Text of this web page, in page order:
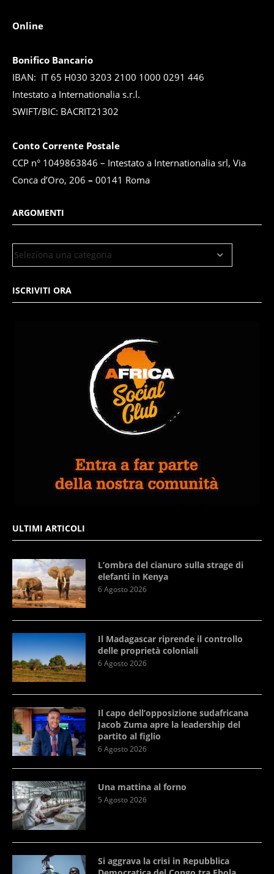
Online
Bonifico Bancario
IBAN: IT 65 H030 3203 2100 1000 0291 446
Intestato a Internationalia s.r.l.
SWIFT/BIC: BACRIT21302
Conto Corrente Postale
CCP n° 1049863846 – Intestato a Internationalia srl, Via
Conca d’Oro, 206 – 00141 Roma
ARGOMENTI
ISCRIVITI ORA
ULTIMI ARTICOLI
L’ombra del cianuro sulla strage di
elefanti in Kenya
6 Agosto 2026
Il Madagascar riprende il controllo
delle proprietà coloniali
6 Agosto 2026
Il capo dell’opposizione sudafricana
Jacob Zuma apre la leadership del
partito al figlio
6 Agosto 2026
Una mattina al forno
5 Agosto 2026
Si aggrava la crisi in Repubblica